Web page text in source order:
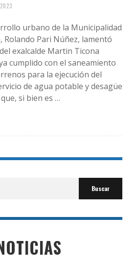
urbano de la Municipalidad
Rolando Pari Núñez, lamentó
exalcalde Martin Ticona
cumplido con el saneamiento
para la ejecución del
de agua potable y desagüe
si bien es …